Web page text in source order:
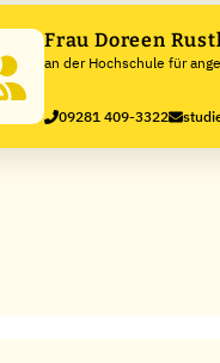
Frau Doreen
an der Hochschule für
09281 409-3322